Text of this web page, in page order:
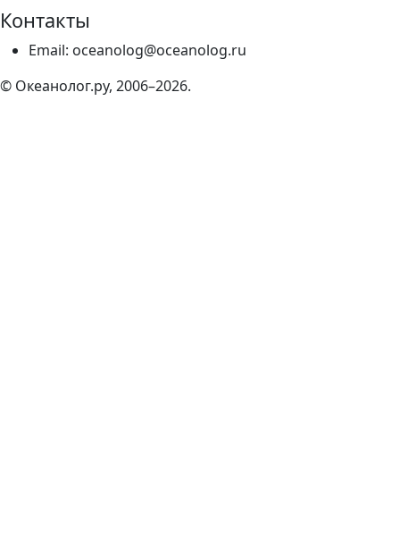
Контакты
Email: oceanolog@oceanolog.ru
© Океанолог.ру, 2006–2026.